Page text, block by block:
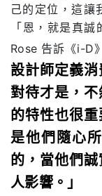
己的定位，這讓
「恩，就是真
Rose 告訴《i-D
設計師定義
對待才是，
的特性也很
是他們隨心
的，當他們
人影響。」